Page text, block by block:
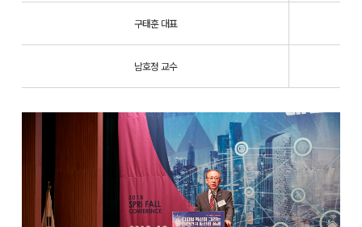
구태훈 대표
남호정 교수